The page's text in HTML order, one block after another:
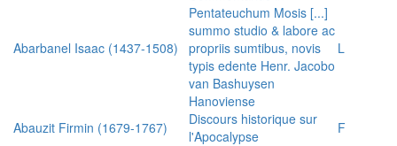
Abarbanel Isaac (1437-1508)
Pentateuchum Mosis [...]
summo studio & labore ac
propriis sumtibus, novis
typis edente Henr. Jacobo
van Bashuysen
Hanoviense
L
Abauzit Firmin (1679-1767)
Discours historique sur
l'Apocalypse
F